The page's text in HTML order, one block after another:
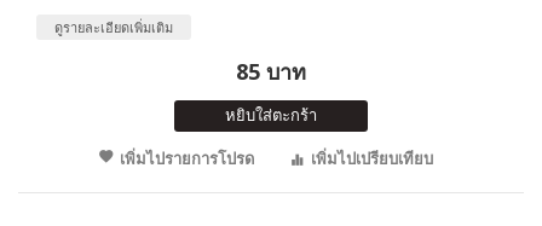
ดูรายละเอียดเพิ่มเติม
85 บาท
หยิบใส่ตะกร้า
เพิ่มไปรายการโปรด
เพิ่มไปเปรียบเทียบ